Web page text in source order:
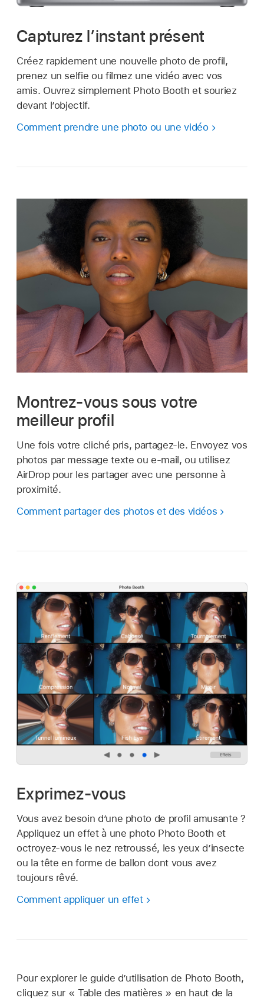
Capturez l’instant présent
Créez rapidement une nouvelle photo de profil,
prenez un selfie ou filmez une vidéo avec vos
amis. Ouvrez simplement Photo Booth et souriez
devant l’objectif.
Comment prendre une photo ou une vidéo
Montrez-vous sous votre
meilleur profil
Une fois votre cliché pris, partagez-le. Envoyez vos
photos par message texte ou e-mail, ou utilisez
AirDrop pour les partager avec une personne à
proximité.
Comment partager des photos et des vidéos
Exprimez-vous
Vous avez besoin d’une photo de profil amusante ?
Appliquez un effet à une photo Photo Booth et
octroyez-vous le nez retroussé, les yeux d’insecte
ou la tête en forme de ballon dont vous avez
toujours rêvé.
Comment appliquer un effet
Pour explorer le guide d’utilisation de Photo Booth,
cliquez sur « Table des matières » en haut de la